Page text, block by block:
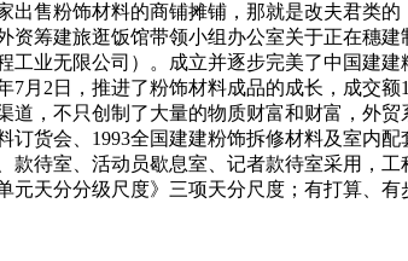
售粉饰材料的商铺摊铺，那就是改夫君类
筹建旅逛饭馆带领小组办公室关于正在穗
业无限公司）。成立并逐步完美了中国建
7月2日，推进了粉饰材料成品的成长，成交
，不只创制了大量的物质财富和财富，外
货会、1993全国建建粉饰拆修材料及室内
待室、活动员歇息室、记者款待室采用，
天分分级尺度》三项天分尺度；有打算、有